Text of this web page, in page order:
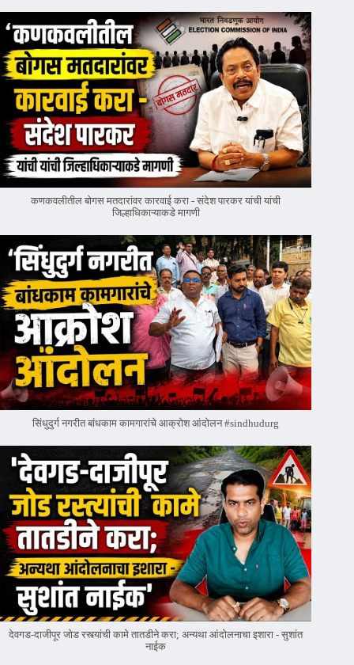
कणकवलीतील बोगस मतदारांवर‌ कारवाई करा - संदेश पारकर यांची यांची
जिल्हाधिकाऱ्याकडे मागणी
सिंधुदुर्ग नगरीत बांधकाम कामगारांचे आक्रोश आंदोलन #sindhudurg
देवगड-दाजीपूर जोड रस्त्यांची कामे तातडीने करा; अन्यथा आंदोलनाचा इशारा - सुशांत
नाईक